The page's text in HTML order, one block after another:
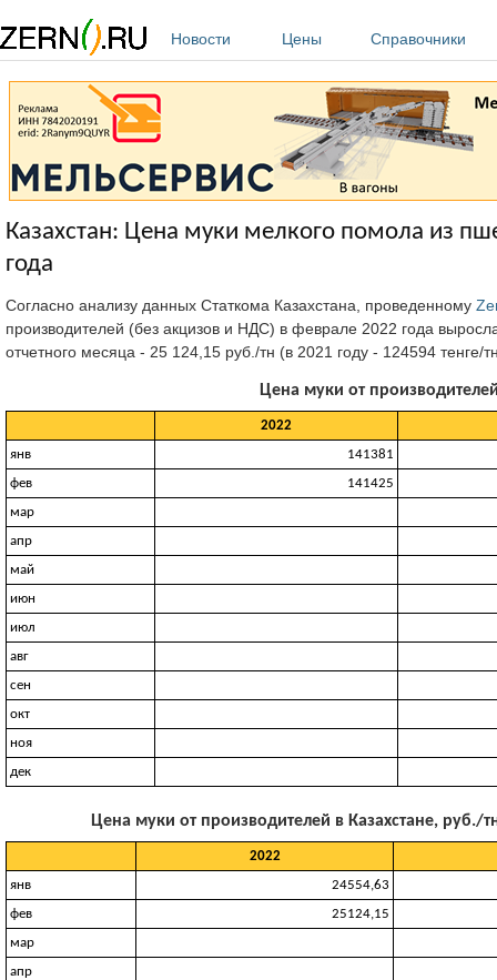
Новости
Цены Справочники
Казахстан: Цена муки мелкого помола из
года
Согласно анализу данных Статкома Казахстана, проведенному
производителей (без акцизов и НДС) в феврале 2022 года
отчетного месяца - 25 124,15 руб./тн (в 2021 году - 124594 тенге/
Цена муки от
2022
янв
141381
фев
141425
мар
апр
май
июн
июл
авг
сен
окт
ноя
дек
Цена муки от производителей в Казахстане,
2022
янв
24554,63
фев
25124,15
мар
апр